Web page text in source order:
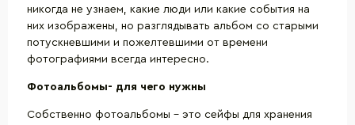
никогда не узнаем, какие люди или какие события на
них изображены, но разглядывать альбом со старыми
потускневшими и пожелтевшими от времени
фотографиями всегда интересно.
Фотоальбомы- для чего нужны
Собственно фотоальбомы – это сейфы для хранения